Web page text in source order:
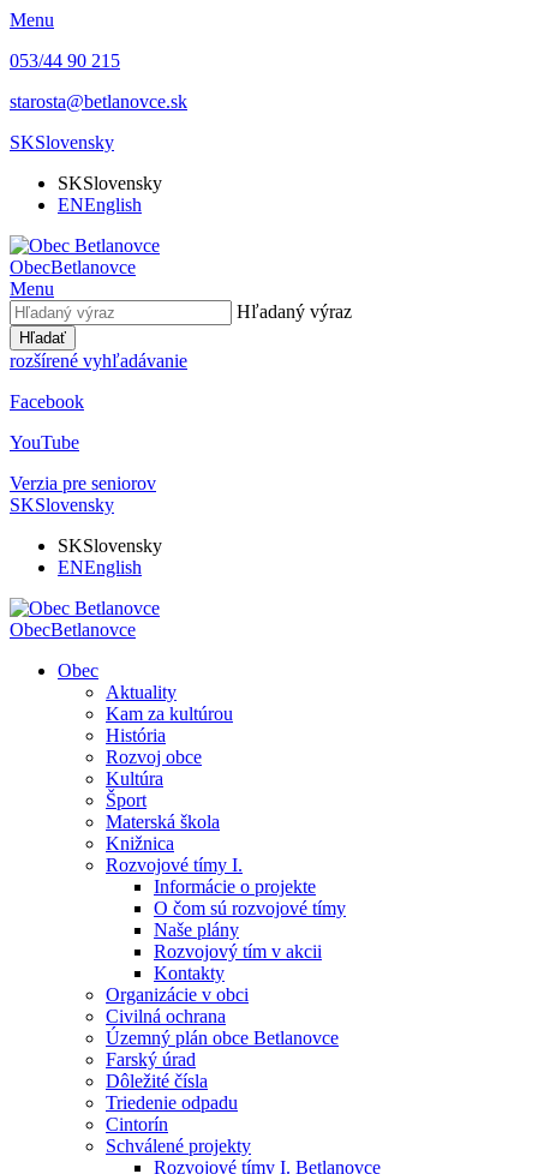
Menu
053/44 90 215
starosta@betlanovce.sk
SKSlovensky
SKSlovensky
ENEnglish
ObecBetlanovce
Menu
Hľadaný výraz
Hľadať
rozšírené vyhľadávanie
Facebook
YouTube
Verzia pre seniorov
SKSlovensky
SKSlovensky
ENEnglish
ObecBetlanovce
Obec
Aktuality
Kam za kultúrou
História
Rozvoj obce
Kultúra
Šport
Materská škola
Knižnica
Rozvojové tímy I.
Informácie o projekte
O čom sú rozvojové tímy
Naše plány
Rozvojový tím v akcii
Kontakty
Organizácie v obci
Civilná ochrana
Územný plán obce Betlanovce
Farský úrad
Dôležité čísla
Triedenie odpadu
Cintorín
Schválené projekty
Rozvojové tímy I. Betlanovce